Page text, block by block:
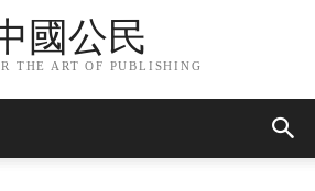
國公民
THE ART OF PUBLISHING